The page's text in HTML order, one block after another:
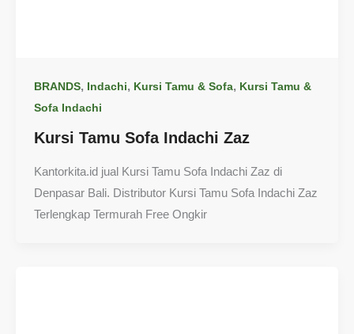
BRANDS, Indachi, Kursi Tamu & Sofa, Kursi Tamu &
Sofa Indachi
Kursi Tamu Sofa Indachi Zaz
Kantorkita.id jual Kursi Tamu Sofa Indachi Zaz di
Denpasar Bali. Distributor Kursi Tamu Sofa Indachi Zaz
Terlengkap Termurah Free Ongkir